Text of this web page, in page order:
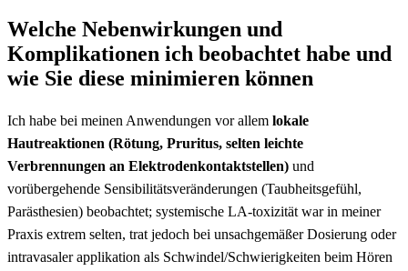
Welche Nebenwirkungen und
⁢Komplikationen⁣ ich beobachtet habe und
wie Sie diese minimieren können
Ich habe bei ​meinen Anwendungen vor allem lokale
‍Hautreaktionen​ (Rötung, Pruritus, ​selten leichte
Verbrennungen an‌ Elektrodenkontaktstellen) und
‌vorübergehende Sensibilitätsveränderungen (Taubheitsgefühl,
Parästhesien) beobachtet; systemische ​LA‑toxizität war in meiner
Praxis⁣ extrem selten, trat jedoch bei ‌unsachgemäßer‌ Dosierung oder
intravasaler applikation‍ als ⁢Schwindel/Schwierigkeiten beim ​Hören